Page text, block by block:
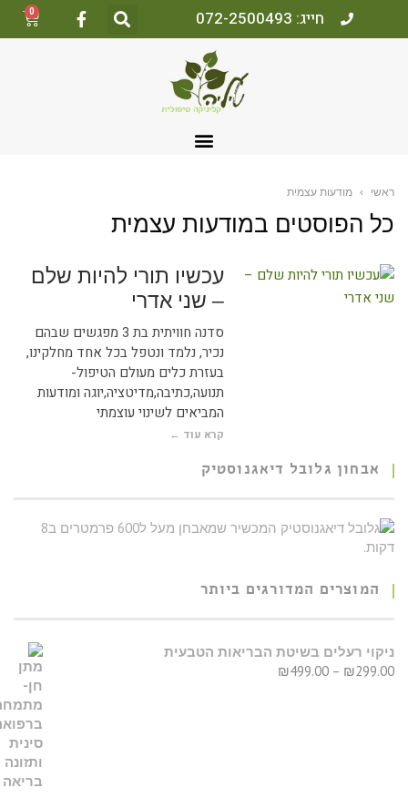
חייג: 072-2500493
ראשי › מודעות עצמית
כל הפוסטים ב מודעות עצמית
עכשיו תורי להיות שלם
– שני אדרי
סדנה חוויתית בת 3 מפגשים שבהם
נכיר, נלמד ונטפל בכל אחד מחלקינו,
בעזרת כלים מעולם הטיפול-
תנועה,כתיבה,מדיטציה,יוגה ומודעות
המביאים לשינוי עוצמתי
קרא עוד ←
אבחון גלובל דיאגנוסטיק
המוצרים המדורגים ביותר
ניקוי רעלים בשיטת הבריאות הטבעית
₪299.00
–
₪499.00